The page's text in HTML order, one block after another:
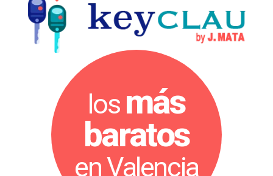
los más
baratos
en Valencia